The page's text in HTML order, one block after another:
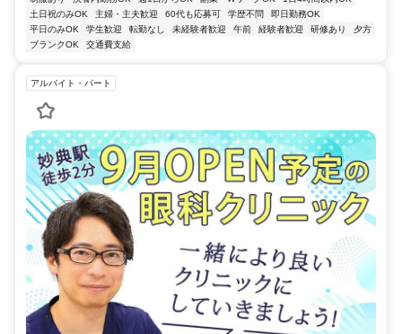
土日祝のみOK
主婦・主夫歓迎 60代も応募可 学歴不問
即日勤務OK
平日のみOK
学生歓迎 転勤なし 未経験者歓迎 午前 経験者歓迎 研修あり
夕方
ブランクOK
交通費支給
アルバイト・パート